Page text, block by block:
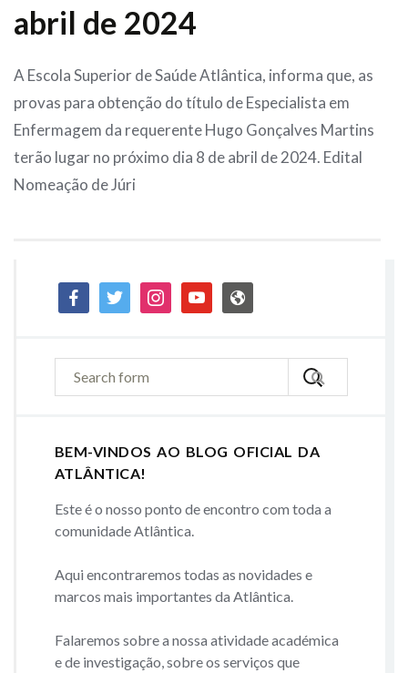
abril de 2024
A Escola Superior de Saúde Atlântica, informa que, as
provas para obtenção do título de Especialista em
Enfermagem da requerente Hugo Gonçalves Martins
terão lugar no próximo dia 8 de abril de 2024. Edital
Nomeação de Júri
facebooktwitter instagramyoutubeadmin-
site
BEM-VINDOS AO BLOG OFICIAL DA
ATLÂNTICA!
Este é o nosso ponto de encontro com toda a
comunidade Atlântica.
Aqui encontraremos todas as novidades e
marcos mais importantes da Atlântica.
Falaremos sobre a nossa atividade académica
e de investigação, sobre os serviços que